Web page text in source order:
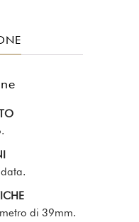
di 39mm.